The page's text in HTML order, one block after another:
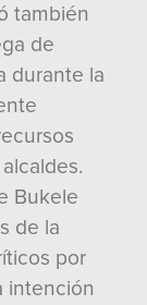
también
de
durante la
Bukele
de la
por
intención